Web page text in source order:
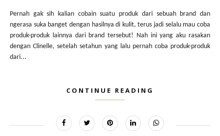
Pernah gak sih kalian cobain suatu produk dari sebuah brand dan
ngerasa suka banget dengan hasilnya di kulit, terus jadi selalu mau coba
produk-produk lainnya dari brand tersebut! Nah ini yang aku rasakan
dengan Clinelle, setelah setahun yang lalu pernah coba produk-produk
dari...
CONTINUE READING